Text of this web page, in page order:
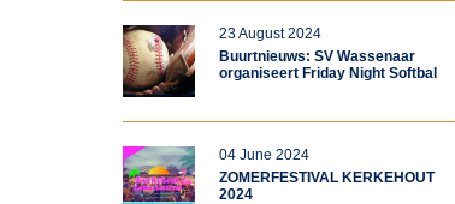
23 August 2024
Buurtnieuws: SV Wassenaar
organiseert Friday Night Softbal
04 June 2024
ZOMERFESTIVAL KERKEHOUT
2024